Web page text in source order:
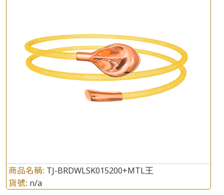
商品名稱: TJ-BRDWLSK015200+MTL王
貨號: n/a